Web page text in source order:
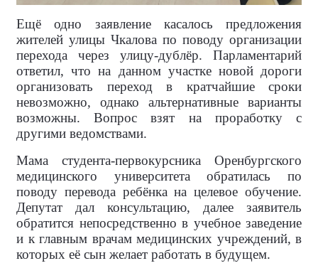
Ещё одно заявление касалось предложения
жителей улицы Чкалова по поводу организации
перехода через улицу-дублёр. Парламентарий
ответил, что на данном участке новой дороги
организовать переход в кратчайшие сроки
невозможно, однако альтернативные варианты
возможны. Вопрос взят на проработку с
другими ведомствами.
Мама студента-первокурсника Оренбургского
медицинского университета обратилась по
поводу перевода ребёнка на целевое обучение.
Депутат дал консультацию, далее заявитель
обратится непосредственно в учебное заведение
и к главным врачам медицинских учреждений, в
которых её сын желает работать в будущем.